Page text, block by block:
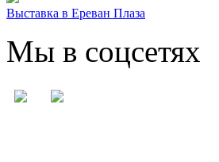
Выставка в Ереван Плаза
Мы в соцсетях